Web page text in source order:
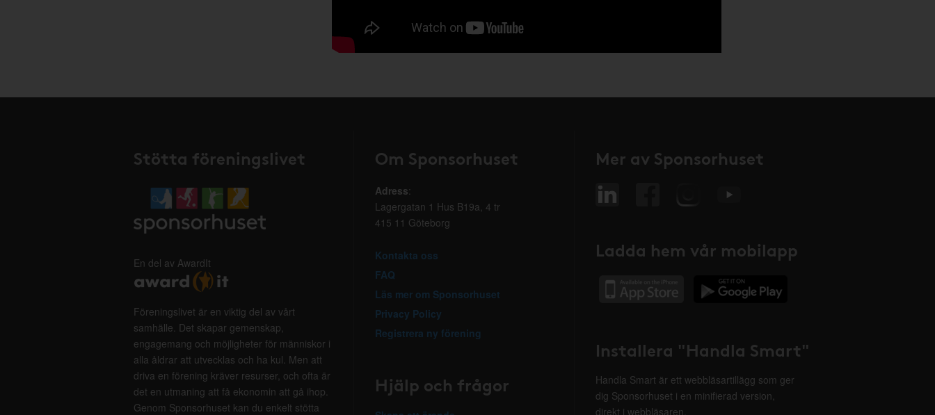
Stötta föreningslivet
En del av AwardIt
Föreningslivet är en viktig del av vårt
samhälle. Det skapar gemenskap,
engagemang och möjligheter för människor i
alla åldrar att utvecklas och ha kul. Men att
driva en förening kräver resurser, och ofta är
det en utmaning att få ekonomin att gå ihop.
Genom Sponsorhuset kan du enkelt stötta
Om Sponsorhuset
Adress:
Lagergatan 1 Hus B19a, 4 tr
415 11 Göteborg
Kontakta oss
FAQ
Läs mer om Sponsorhuset
Privacy Policy
Registrera ny förening
Hjälp och frågor
Mer av Sponsorhuset
Ladda hem vår mobilapp
Installera "Handla Smart"
Handla Smart är ett webbläsartillägg som ger
dig Sponsorhuset i en minifierad version,
direkt i webbläsaren.